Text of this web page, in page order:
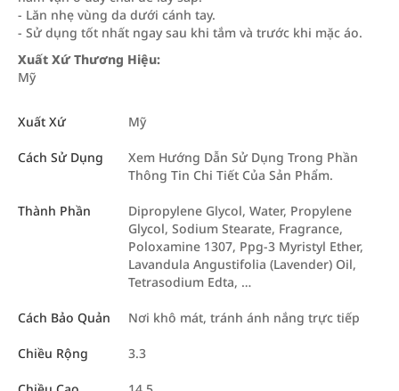
- Lăn nhẹ vùng da dưới cánh tay.
- Sử dụng tốt nhất ngay sau khi tắm và trước khi mặc áo.
Xuất Xứ Thương Hiệu:
Mỹ
Xuất Xứ Mỹ
Cách Sử Dụng
Xem Hướng Dẫn Sử Dụng Trong Phần
Thông Tin Chi Tiết Của Sản Phẩm.
Thành Phần
Dipropylene Glycol, Water, Propylene
Glycol, Sodium Stearate, Fragrance,
Poloxamine 1307, Ppg-3 Myristyl Ether,
Lavandula Angustifolia (Lavender) Oil,
Tetrasodium Edta, …
Cách Bảo Quản Nơi khô mát, tránh ánh nắng trực tiếp
Chiều Rộng 3.3